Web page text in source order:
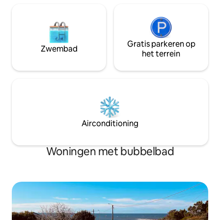
Zwembad
Gratis parkeren op
het terrein
Airconditioning
Woningen met bubbelbad